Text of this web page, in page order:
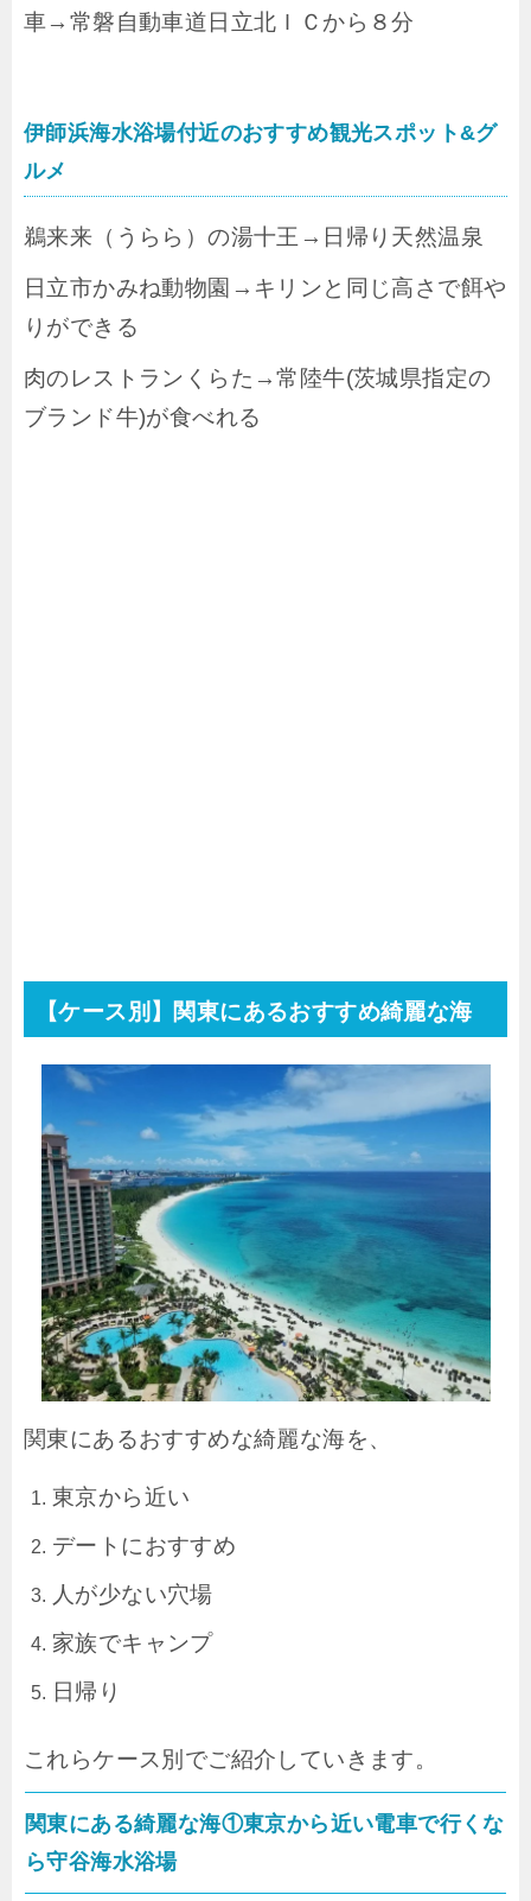
車→常磐自動車道日立北ＩＣから８分
伊師浜海水浴場付近のおすすめ観光スポット&グ
ルメ
鵜来来（うらら）の湯十王→日帰り天然温泉
日立市かみね動物園→キリンと同じ高さで餌や
りができる
肉のレストランくらた→常陸牛(茨城県指定の
ブランド牛)が食べれる
【ケース別】関東にあるおすすめ綺麗な海
関東にあるおすすめな綺麗な海を、
東京から近い
デートにおすすめ
人が少ない穴場
家族でキャンプ
日帰り
これらケース別でご紹介していきます。
関東にある綺麗な海①東京から近い電車で行くな
ら守谷海水浴場